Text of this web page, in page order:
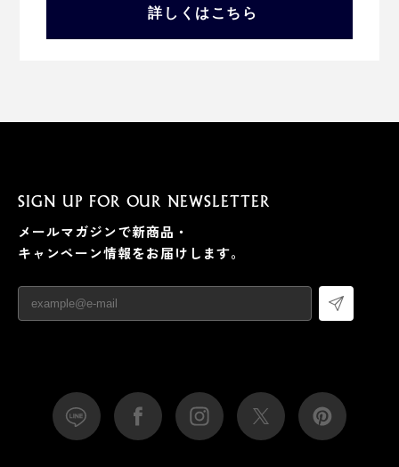
詳しくはこちら
SIGN UP FOR OUR NEWSLETTER
メールマガジンで新商品・
キャンペーン情報をお届けします。